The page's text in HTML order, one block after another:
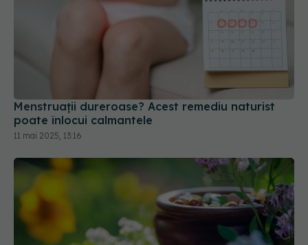
Menstruații dureroase? Acest remediu naturist
poate înlocui calmantele
11 mai 2025, 13:16